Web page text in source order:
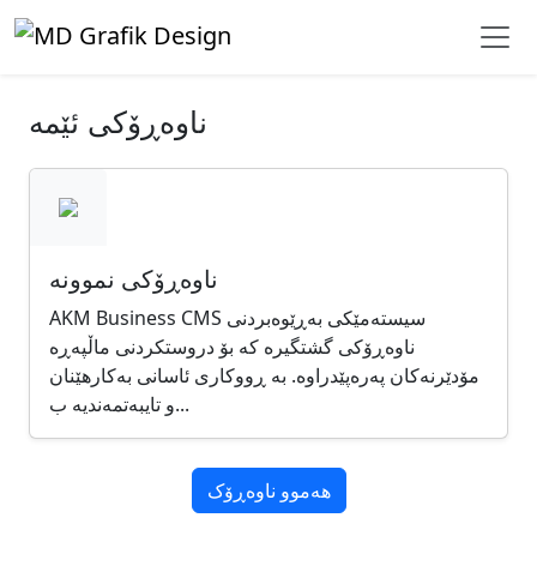
ناوەڕۆکی ئێمە
ناوەڕۆکی نموونە
AKM Business CMS سیستەمێکی بەڕێوەبردنی
ناوەڕۆکی گشتگیرە کە بۆ دروستکردنی ماڵپەڕە
مۆدێرنەکان پەرەپێدراوە. بە ڕووکاری ئاسانی بەکارهێنان
و تایبەتمەندیە ب...
هەموو ناوەڕۆک